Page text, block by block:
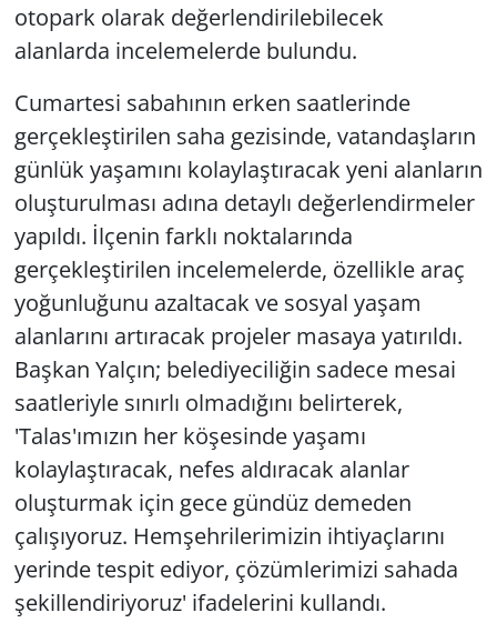
otopark olarak değerlendirilebilecek
alanlarda incelemelerde bulundu.
Cumartesi sabahının erken saatlerinde
gerçekleştirilen saha gezisinde, vatandaşların
günlük yaşamını kolaylaştıracak yeni alanların
oluşturulması adına detaylı değerlendirmeler
yapıldı. İlçenin farklı noktalarında
gerçekleştirilen incelemelerde, özellikle araç
yoğunluğunu azaltacak ve sosyal yaşam
alanlarını artıracak projeler masaya yatırıldı.
Başkan Yalçın; belediyeciliğin sadece mesai
saatleriyle sınırlı olmadığını belirterek,
'Talas'ımızın her köşesinde yaşamı
kolaylaştıracak, nefes aldıracak alanlar
oluşturmak için gece gündüz demeden
çalışıyoruz. Hemşehrilerimizin ihtiyaçlarını
yerinde tespit ediyor, çözümlerimizi sahada
şekillendiriyoruz' ifadelerini kullandı.